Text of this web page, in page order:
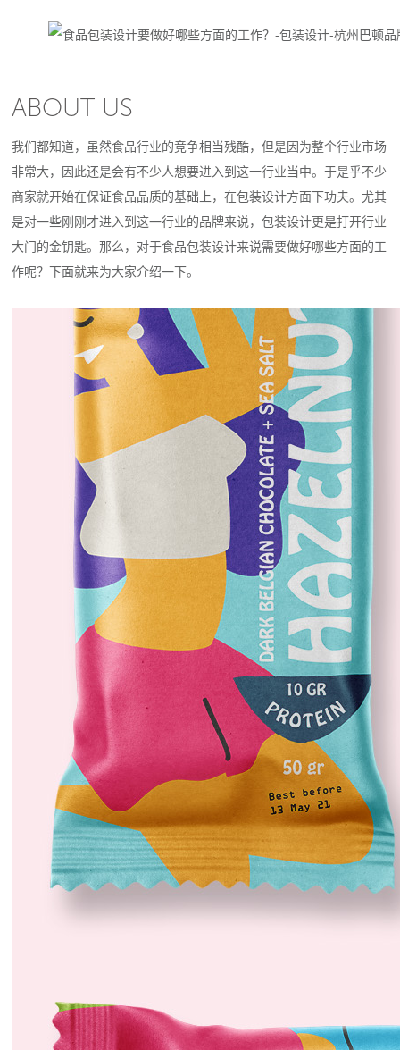
ABOUT US
我们都知道，虽然食品行业的竞争相当残酷，但是因为整个行业市场
非常大，因此还是会有不少人想要进入到这一行业当中。于是乎不少
商家就开始在保证食品品质的基础上，在包装设计方面下功夫。尤其
是对一些刚刚才进入到这一行业的品牌来说，包装设计更是打开行业
大门的金钥匙。那么，对于食品包装设计来说需要做好哪些方面的工
作呢？下面就来为大家介绍一下。